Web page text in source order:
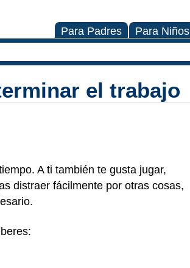
Para Padres Para Niños
el trabajo
A ti también te gusta jugar,
distraer fácilmente por otras cosas,